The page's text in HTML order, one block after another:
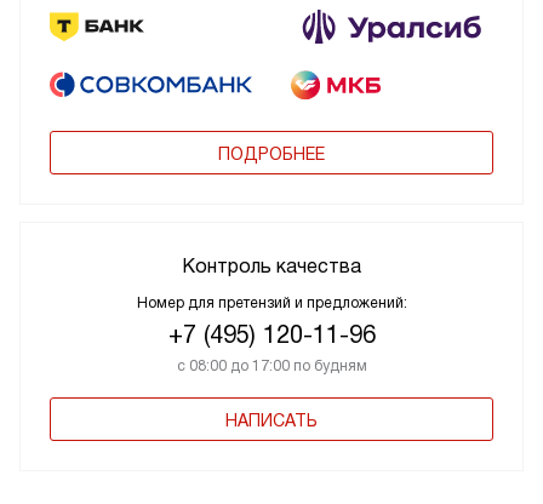
ПОДРОБНЕЕ
Контроль качества
Номер для претензий и предложений:
+7 (495) 120-11-96
с 08:00 до 17:00 по будням
НАПИСАТЬ